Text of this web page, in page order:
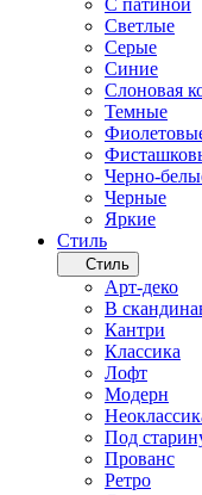
С патиной
Светлые
Серые
Синие
Слоновая
Темные
Черно-
Черные
Яркие
Стиль
Стиль
Арт-деко
В
Кантри
Классика
Лофт
Модерн
Под
Прованс
Ретро